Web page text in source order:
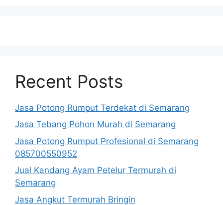
Recent Posts
Jasa Potong Rumput Terdekat di Semarang
Jasa Tebang Pohon Murah di Semarang
Jasa Potong Rumput Profesional di Semarang
085700550952
Jual Kandang Ayam Petelur Termurah di
Semarang
Jasa Angkut Termurah Bringin